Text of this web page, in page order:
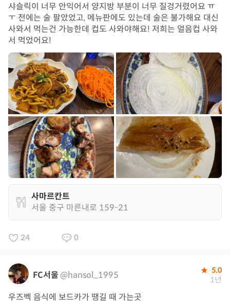
샤슬릭이 너무 안익어서 양지방 부분이 너무 질겅거렸어요 ㅠ
ㅜ 전에는 술 팔았었고, 메뉴판에도 있는데 술은 불가해요 대신
사와서 먹는건 가능한데 컵도 사와야해요! 저희는 얼음컵 사와
서 먹었어요!
사마르칸트
서울 중구 마른내로 159-21
24 0
FC서울 @hansol_1995 5.0
1년
우즈벡 음식에 보드카가 땡길 때 가는곳